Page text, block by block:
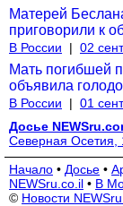
Матерей
приговорили к
В России | 02
Мать погибшей
объявила
В России | 01
Досье
Северная Осетия,
Начало • Досье •
NEWSru.co.il • В
© Новости